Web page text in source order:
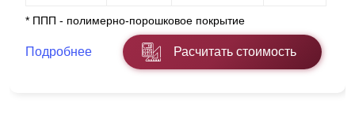
* ППП - полимерно-порошковое покрытие
Подробнее Расчитать стоимость